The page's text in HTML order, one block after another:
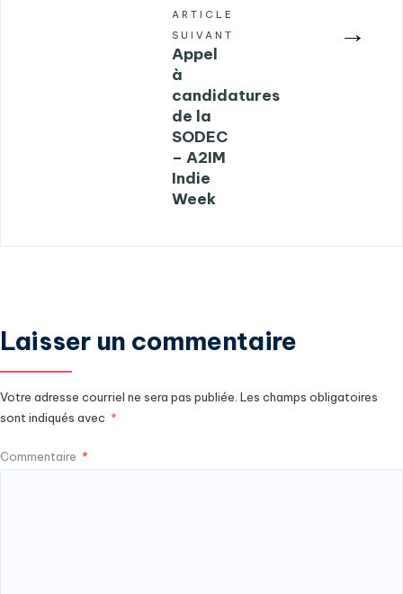
→
ARTICLE
SUIVANT
Appel
à
candidatures
de la
SODEC
– A2IM
Indie
Week
Laisser un commentaire
Votre adresse courriel ne sera pas publiée. Les champs obligatoires
sont indiqués avec *
Commentaire *